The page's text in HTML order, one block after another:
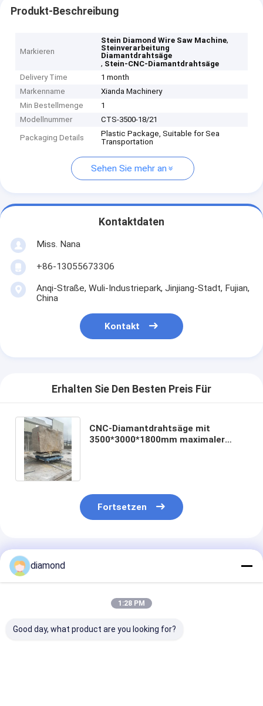
Produkt-Beschreibung
Markieren
Stein Diamond Wire Saw Machine,
Steinverarbeitung
Diamantdrahtsäge
, Stein-CNC-Diamantdrahtsäge
Delivery Time
1 month
Markenname
Xianda Machinery
Min Bestellmenge
1
Modellnummer
CTS-3500-18/21
Packaging Details
Plastic Package, Suitable for Sea
Transportation
Sehen Sie mehr an
Kontaktdaten
Miss. Nana
+86-13055673306
Anqi-Straße, Wuli-Industriepark, Jinjiang-Stadt, Fujian,
China
Kontakt
Erhalten Sie Den Besten Preis Für
CNC-Diamantdrahtsäge mit
3500*3000*1800mm maximaler
Fortsetzen
Empfohlene Produkte
diamond
1:28 PM
Good day, what product are you looking for?